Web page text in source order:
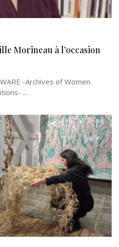
Morineau à l’occasion
-Archives of Women
...